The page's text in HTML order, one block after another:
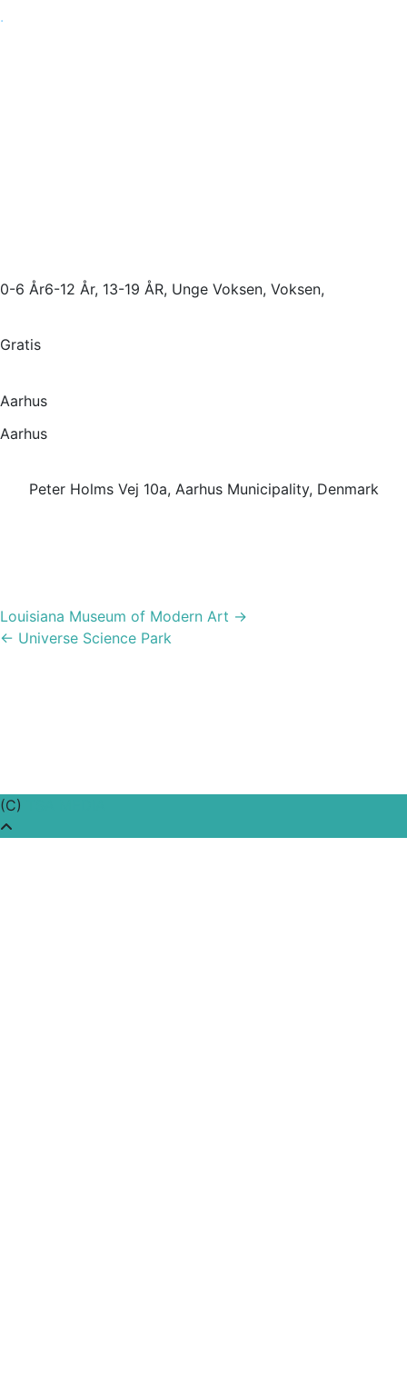
.
0-6 År6-12 År, 13-19 ÅR, Unge Voksen, Voksen,
Gratis
Aarhus
Aarhus
Peter Holms Vej 10a, Aarhus Municipality, Denmark
Post
navigation
Louisiana Museum of Modern Art →
← Universe Science Park
(C)